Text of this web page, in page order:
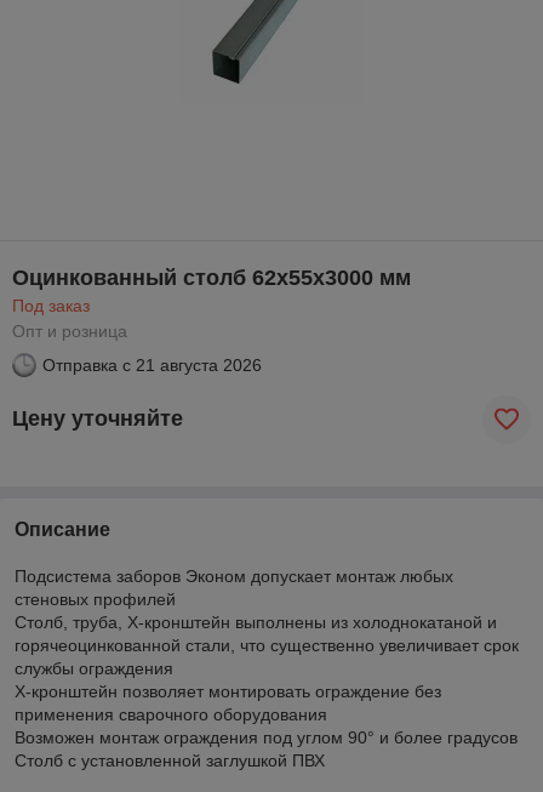
Оцинкованный столб 62x55x3000 мм
Под заказ
Опт и розница
Отправка с 21 августа 2026
Цену уточняйте
Описание
Подсистема заборов Эконом допускает монтаж любых
стеновых профилей
Столб, труба, Х-кронштейн выполнены из холоднокатаной и
горячеоцинкованной стали, что существенно увеличивает срок
службы ограждения
Х-кронштейн позволяет монтировать ограждение без
применения сварочного оборудования
Возможен монтаж ограждения под углом 90° и более градусов
Столб с установленной заглушкой ПВХ